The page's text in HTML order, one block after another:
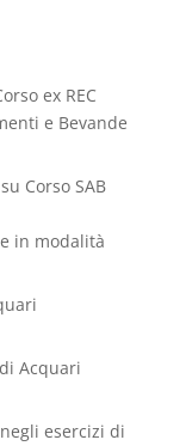
ex REC
e Bevande
su Corso SAB
in modalità
Acquari
esercizi di